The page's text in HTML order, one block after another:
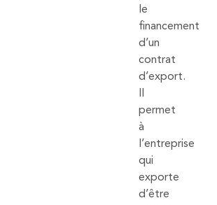
le
financement
d’un
contrat
d’export.
Il
permet
à
l’entreprise
qui
exporte
d’être